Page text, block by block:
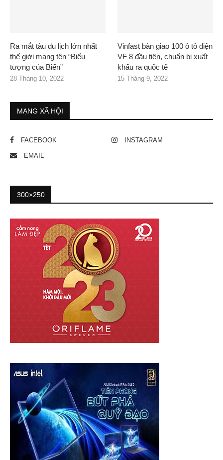
Ra mắt tàu du lịch lớn nhất
thế giới mang tên “Biểu
tượng của Biển”
28 Tháng 10, 2022
Vinfast bàn giao 100 ô tô điện
VF 8 đầu tiên, chuẩn bị xuất
khẩu ra quốc tế
15 Tháng 9, 2022
MẠNG XÃ HỘI
FACEBOOK INSTAGRAM
EMAIL
300×250